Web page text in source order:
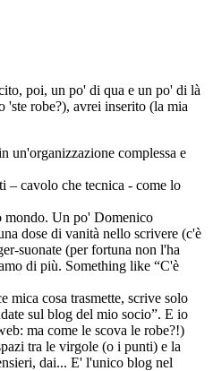
poi, un po' di qua e un po' di là
robe?), avrei inserito (la mia
un'organizzazione complessa e
– cavolo che tecnica - come lo
mondo. Un po' Domenico
dose di vanità nello scrivere (c'è
suonate (per fortuna non l'ha
di più. Something like “C'è
mica cosa trasmette, scrive solo
sul blog del mio socio”. E io
ma come le scova le robe?!)
tra le virgole (o i punti) e la
dai... E' l'unico blog nel